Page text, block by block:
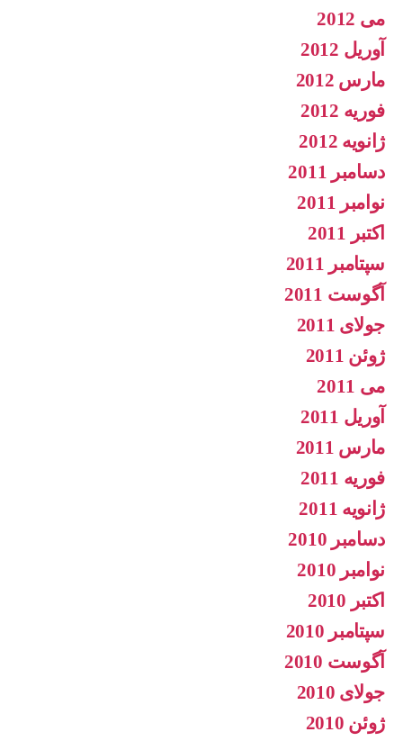
می 2012
آوریل 2012
مارس 2012
فوریه 2012
ژانویه 2012
دسامبر 2011
نوامبر 2011
اکتبر 2011
سپتامبر 2011
آگوست 2011
جولای 2011
ژوئن 2011
می 2011
آوریل 2011
مارس 2011
فوریه 2011
ژانویه 2011
دسامبر 2010
نوامبر 2010
اکتبر 2010
سپتامبر 2010
آگوست 2010
جولای 2010
ژوئن 2010